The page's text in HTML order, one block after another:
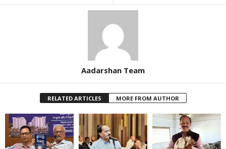
Aadarshan Team
RELATED ARTICLES MORE FROM AUTHOR